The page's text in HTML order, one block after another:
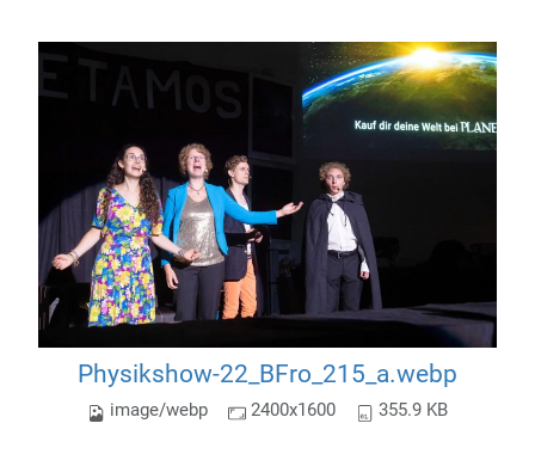
Physikshow-22_BFro_215_a.webp
image/webp 2400x1600 355.9 KB